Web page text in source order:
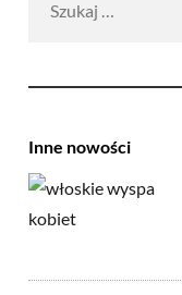
Inne nowości